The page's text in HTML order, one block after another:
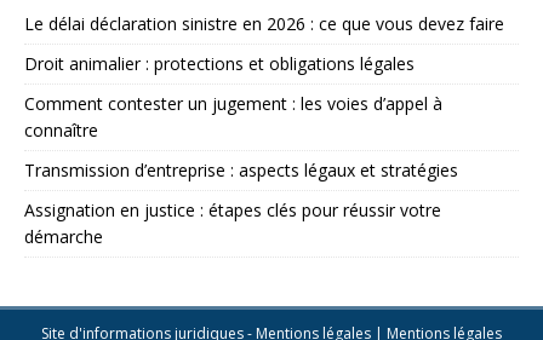
Le délai déclaration sinistre en 2026 : ce que vous devez faire
Droit animalier : protections et obligations légales
Comment contester un jugement : les voies d’appel à
connaître
Transmission d’entreprise : aspects légaux et stratégies
Assignation en justice : étapes clés pour réussir votre
démarche
Site d'informations juridiques - Mentions légales | Mentions légales